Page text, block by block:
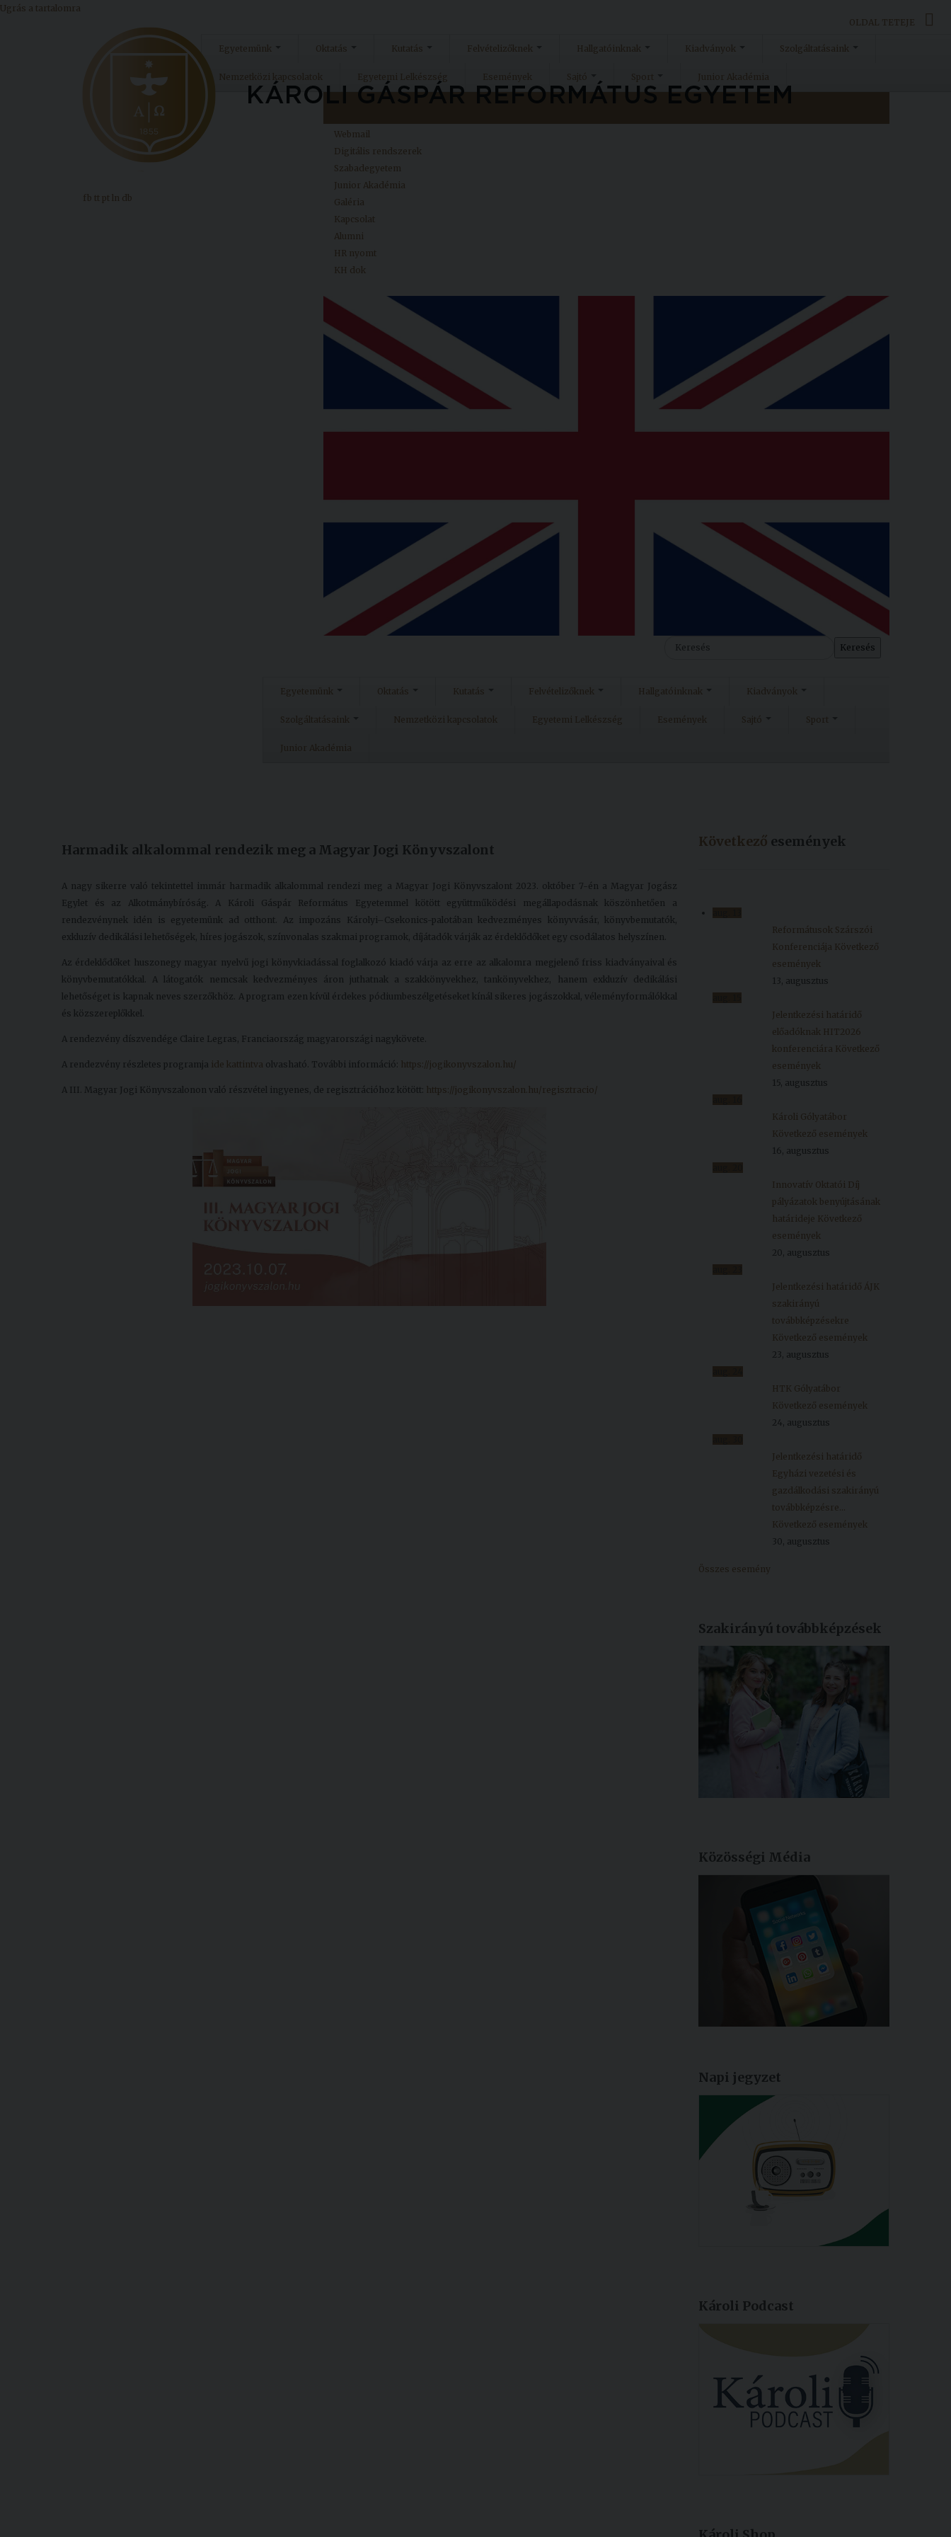
Ugrás a tartalomra
Egyetemünk Oktatás Kutatás Felvételizőknek Hallgatóinknak Kiadványok Szolgáltatásaink
Nemzetközi kapcsolatok Egyetemi Lelkészség Események Sajtó Sport Junior Akadémia
Webmail
Digitális rendszerek
Szabadegyetem
Junior Akadémia
Galéria
Kapcsolat
Alumni
HR nyomt
KH dok
Keresés
fb tt pt ln db
Egyetemünk Oktatás Kutatás Felvételizőknek Hallgatóinknak Kiadványok
Szolgáltatásaink Nemzetközi kapcsolatok Egyetemi Lelkészség Események Sajtó Sport
Junior Akadémia
Harmadik alkalommal rendezik meg a Magyar Jogi Könyvszalont
A nagy sikerre való tekintettel immár harmadik alkalommal rendezi meg a Magyar Jogi Könyvszalont 2023. október 7-én a Magyar Jogász
Egylet és az Alkotmánybíróság. A Károli Gáspár Református Egyetemmel kötött együttműködési megállapodásnak köszönhetően a
rendezvénynek idén is egyetemünk ad otthont. Az impozáns Károlyi–Csekonics-palotában kedvezményes könyvvásár, könyvbemutatók,
exkluzív dedikálási lehetőségek, híres jogászok, színvonalas szakmai programok, díjátadók várják az érdeklődőket egy csodálatos helyszínen.
Az érdeklődőket huszonegy magyar nyelvű jogi könyvkiadással foglalkozó kiadó várja az erre az alkalomra megjelenő friss kiadványaival és
könyvbemutatókkal. A látogatók nemcsak kedvezményes áron juthatnak a szakkönyvekhez, tankönyvekhez, hanem exkluzív dedikálási
lehetőséget is kapnak neves szerzőkhöz. A program ezen kívül érdekes pódiumbeszélgetéseket kínál sikeres jogászokkal, véleményformálókkal
és közszereplőkkel.
A rendezvény díszvendége Claire Legras, Franciaország magyarországi nagykövete.
A rendezvény részletes programja ide kattintva olvasható. További információ: https://jogikonyvszalon.hu/
A III. Magyar Jogi Könyvszalonon való részvétel ingyenes, de regisztrációhoz kötött: https://jogikonyvszalon.hu/regisztracio/
Következő események
Reformátusok Szárszói
Konferenciája Következő
események
13, augusztus
Jelentkezési határidő
előadóknak HIT2026
konferenciára Következő
események
15, augusztus
Károli Gólyatábor
Következő események
16, augusztus
Innovatív Oktatói Díj
pályázatok benyújtásának
határideje Következő
események
20, augusztus
Jelentkezési határidő ÁJK
szakirányú
továbbképzésekre
Következő események
23, augusztus
HTK Gólyatábor
Következő események
24, augusztus
Jelentkezési határidő
Egyházi vezetési és
gazdálkodási szakirányú
továbbképzésre...
Következő események
30, augusztus
Összes esemény
Szakirányú továbbképzések
Közösségi Média
Napi jegyzet
Károli Podcast
OLDAL TETEJE